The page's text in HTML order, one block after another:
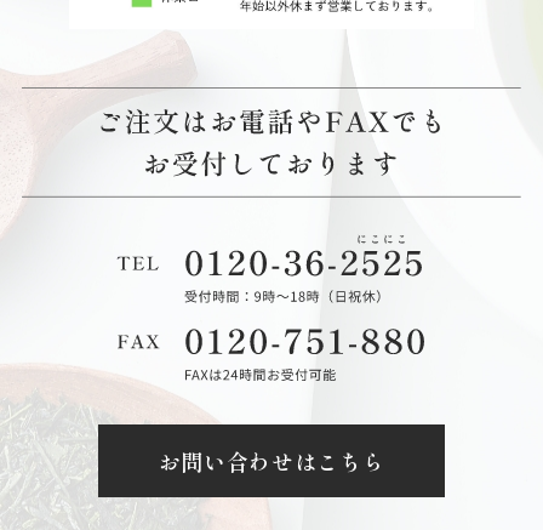
お問い合わせはこちら